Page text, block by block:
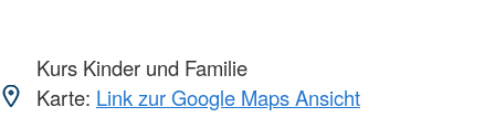
Kurs Kinder und Familie
Karte: Link zur Google Maps Ansicht